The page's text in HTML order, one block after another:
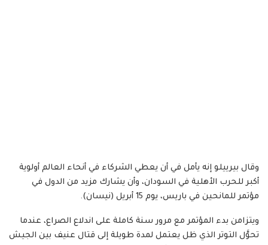
وقال بيرييلو إنه يأمل في أن يعطي الشركاء في أنحاء العالم أولوية
أكبر للحرب الأهلية في السودان، وأن يشارك مزيد من الدول في
مؤتمر للمانحين في باريس، يوم 15 أبريل (نيسان).
ويتزامن بدء المؤتمر مع مرور سنة كاملة على اندلاع الصراع، عندما
تحوَّل التوتر الذي ظل يعتمل لمدة طويلة إلى قتال عنيف بين الجيش